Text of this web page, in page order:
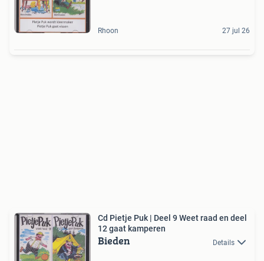
Rhoon 27 jul 26
Cd Pietje Puk | Deel 9 Weet raad en deel
12 gaat kamperen
Bieden Details